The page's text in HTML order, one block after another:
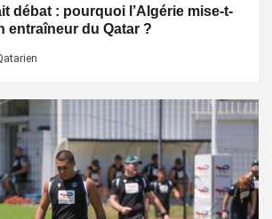
débat : pourquoi l’Algérie mise-t-
entraîneur du Qatar ?